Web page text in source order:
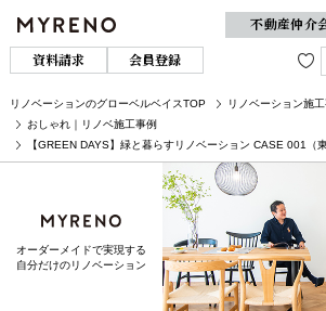
不動産仲介
資料請求
会員登録
リノベーションのグローベルベイスTOP
リノベーション施工
おしゃれ｜リノベ施工事例
【GREEN DAYS】緑と暮らすリノベーション CASE 001（
オーダーメイドで実現する
自分だけのリノベーション